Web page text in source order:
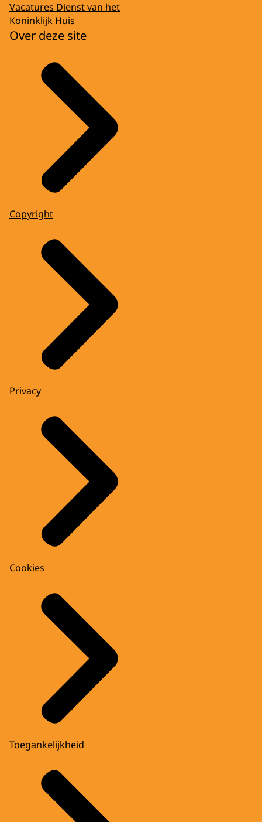
Vacatures Dienst van het
Koninklijk Huis
Over deze site
Copyright
Privacy
Cookies
Toegankelijkheid